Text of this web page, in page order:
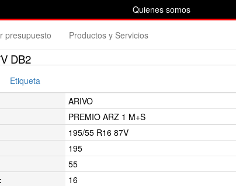
Quienes somos
presupuesto Productos y Servicios
DB2
Etiqueta
ARIVO
PREMIO ARZ 1 M+S
195/55 R16 87V
195
55
16